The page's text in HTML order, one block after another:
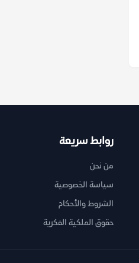
روابط سريعة
من نحن
سياسة الخصوصية
الشروط والأحكام
حقوق الملكية الفكرية